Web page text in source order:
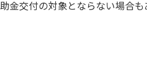
金交付の対象とならない場合